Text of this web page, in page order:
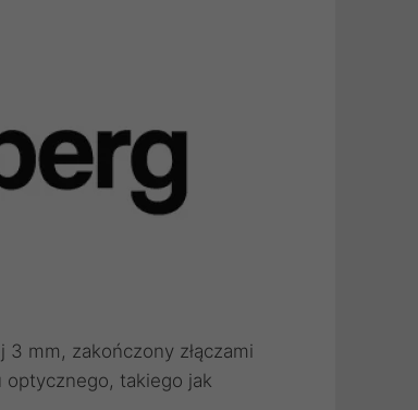
mm, zakończony złączami
optycznego, takiego jak